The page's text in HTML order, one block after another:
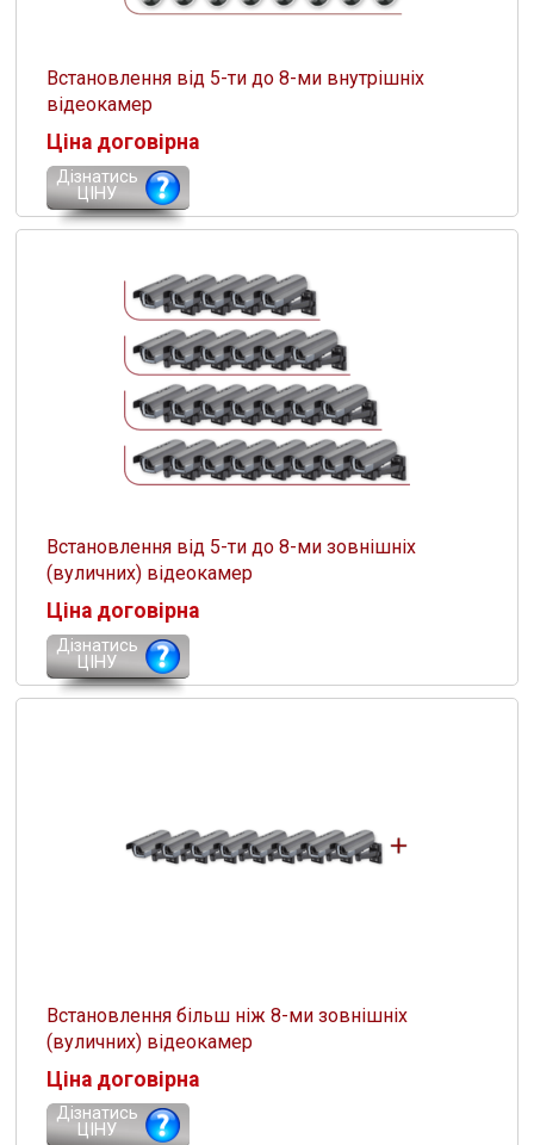
Встановлення від 5-ти до 8-ми внутрішніх
відеокамер
Ціна договірна
Дізнатись
ЦІНУ
Встановлення від 5-ти до 8-ми зовнішніх
(вуличних) відеокамер
Ціна договірна
Дізнатись
ЦІНУ
Встановлення більш ніж 8-ми зовнішніх
(вуличних) відеокамер
Ціна договірна
Дізнатись
ЦІНУ